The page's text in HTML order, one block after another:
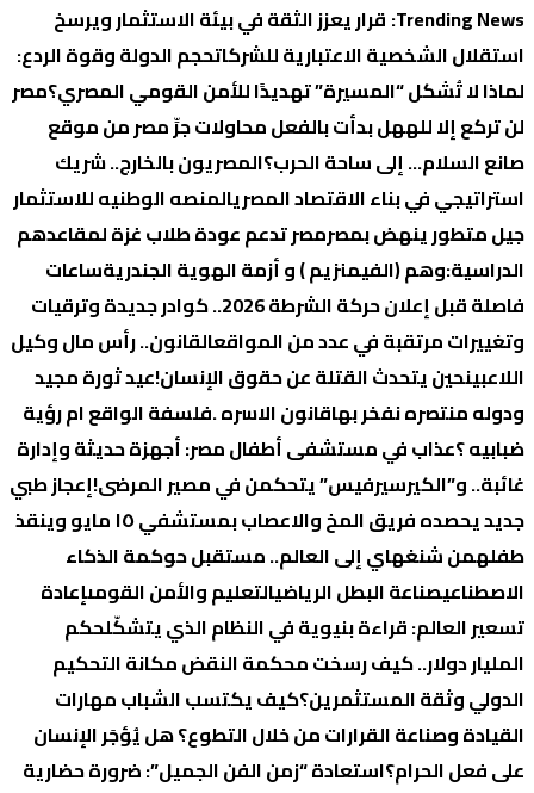
Trending News: قرار يعزز الثقة في بيئة الاستثمار ويرسخ
استقلال الشخصية الاعتبارية للشركاتحجم الدولة وقوة الردع:
لماذا لا تُشكل “المسيرة” تهديدًا للأمن القومي المصري؟‏مصر
لن تركع إلا للههل بدأت بالفعل محاولات جرِّ مصر من موقع
صانع السلام… إلى ساحة الحرب؟المصريون بالخارج.. شريك
استراتيجي في بناء الاقتصاد المصريالمنصه الوطنيه للاستثمار
جيل متطور ينهض بمصرمصر تدعم عودة طلاب غزة لمقاعدهم
الدراسية:وهم (الفيمنزيم ) و أزمة الهوية الجندريةساعات
فاصلة قبل إعلان حركة الشرطة 2026.. كوادر جديدة وترقيات
وتغييرات مرتقبة في عدد من المواقعالقانون.. رأس مال وكيل
اللاعبينحين يتحدث القتلة عن حقوق الإنسان!عيد ثورة مجيد
ودوله منتصره نفخر بهاقانون الاسره .فلسفة الواقع ام رؤية
ضبابيه ؟عذاب في مستشفى أطفال مصر: أجهزة حديثة وإدارة
غائبة.. و”الكيرسيرفيس” يتحكمن في مصير المرضى!إعجاز طبي
جديد يحصده فريق المخ والاعصاب بمستشفي ١٥ مايو وينقذ
طفلهمن شنغهاي إلى العالم.. مستقبل حوكمة الذكاء
الاصطناعيصناعة البطل الرياضيالتعليم والأمن القومىإعادة
تسعير العالم: قراءة بنيوية في النظام الذي يتشكّلحكم
المليار دولار.. كيف رسخت محكمة النقض مكانة التحكيم
الدولي وثقة المستثمرين؟كيف يكتسب الشباب مهارات
القيادة وصناعة القرارات من خلال التطوع؟هل يُؤجَر الإنسان
على فعل الحرام؟استعادة “زمن الفن الجميل”: ضرورة حضارية